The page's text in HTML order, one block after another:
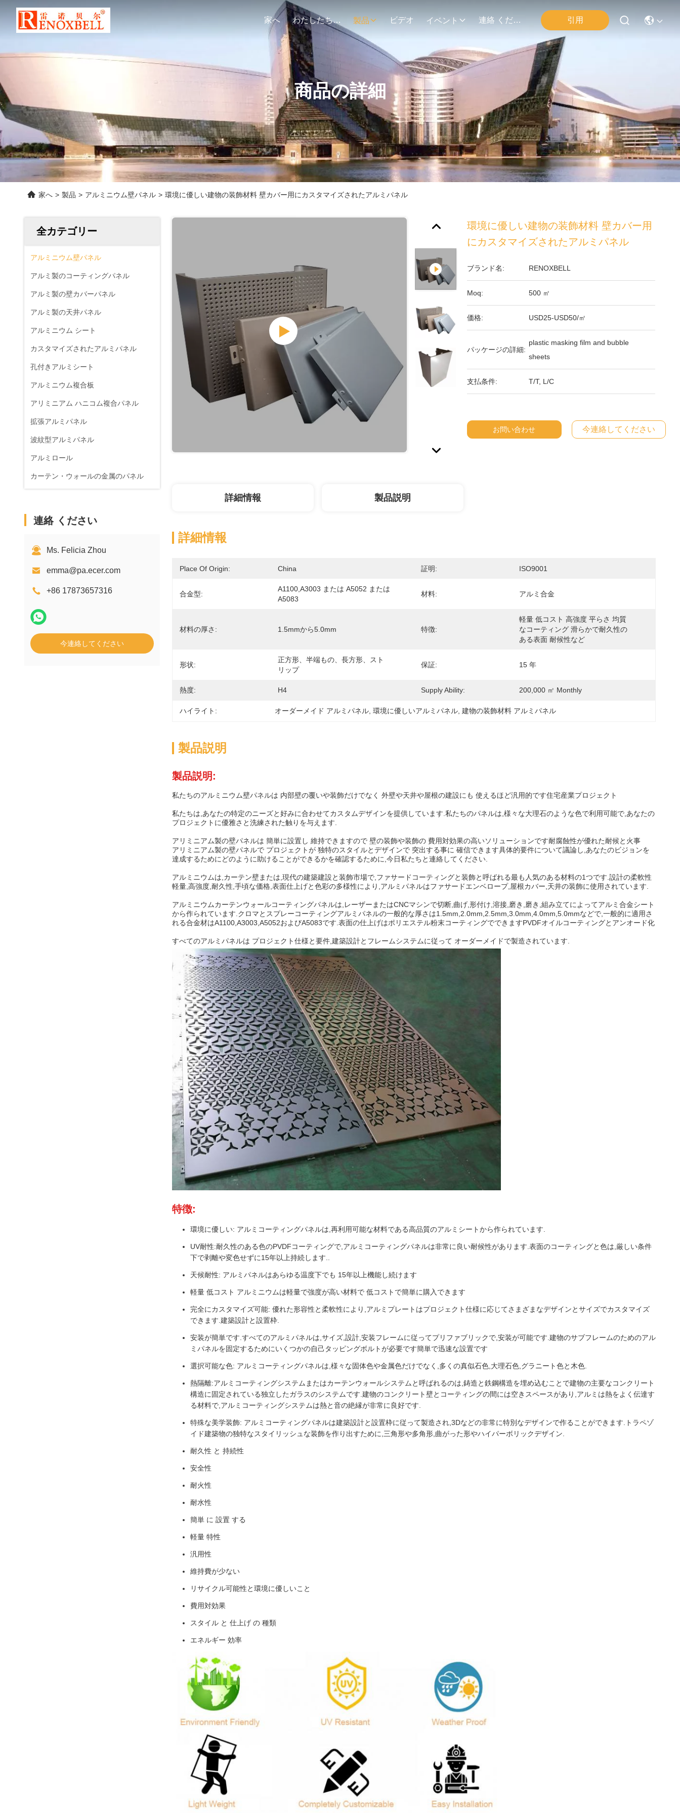
家へ わたしたち に つい て 製品 ビデオ イベント 連絡 ください 引用
商品の詳細
家へ > 製品 > アルミニウム壁パネル > 環境に優しい建物の装飾材料 壁カバー用にカスタマイズされたアルミパネル
全カテゴリー
アルミニウム壁パネル
アルミ製のコーティングパネル
アルミ製の壁カバーパネル
アルミ製の天井パネル
アルミニウム シート
カスタマイズされたアルミパネル
孔付きアルミシート
アルミニウム複合板
アリミニアム ハニコム複合パネル
拡張アルミパネル
波紋型アルミパネル
アルミロール
カーテン・ウォールの金属のパネル
連絡 ください
Ms. Felicia Zhou
emma@pa.ecer.com
+86 17873657316
今連絡してください
環境に優しい建物の装飾材料 壁カバー用
にカスタマイズされたアルミパネル
ブランド名: RENOXBELL
Moq: 500 ㎡
価格: USD25-USD50/㎡
パッケージの詳細:
plastic masking film and bubble
sheets
支払条件: T/T, L/C
お問い合わせ 今連絡してください
詳細情報 製品説明
詳細情報
Place Of Origin: China 証明: ISO9001
合金型:
A1100,A3003 または A5052 または
A5083
材料: アルミ合金
材料の厚さ: 1.5mmから5.0mm 特徴:
軽量 低コスト 高強度 平らさ 均質
なコーティング 滑らかで耐久性の
ある表面 耐候性など
形状:
正方形、半端もの、長方形、スト
リップ
保証: 15 年
熱度: H4 Supply Ability: 200,000 ㎡ Monthly
ハイライト: オーダーメイド アルミパネル , 環境に優しいアルミパネル , 建物の装飾材料 アルミパネル
製品説明
製品説明:
私たちのアルミニウム壁パネルは 内部壁の覆いや装飾だけでなく 外壁や天井や屋根の建設にも 使えるほど汎用的です住宅産業プロジェクト
私たちは,あなたの特定のニーズと好みに合わせてカスタムデザインを提供しています.私たちのパネルは,様々な大理石のような色で利用可能で,あなたの
プロジェクトに優雅さと洗練された触りを与えます.
アリミニアム製の壁パネルは 簡単に設置し 維持できますので 壁の装飾や装飾の 費用対効果の高いソリューションです耐腐蝕性が優れた耐候と火事
アリミニアム製の壁パネルで プロジェクトが 独特のスタイルとデザインで 突出する事に 確信できます具体的要件について議論し,あなたのビジョンを
達成するためにどのように助けることができるかを確認するために,今日私たちと連絡してください.
アルミニウムは,カーテン壁または,現代の建築建設と装飾市場で,ファサードコーティングと装飾と呼ばれる最も人気のある材料の1つです.設計の柔軟性
軽量,高強度,耐久性,手頃な価格,表面仕上げと色彩の多様性により,アルミパネルはファサードエンベロープ,屋根カバー,天井の装飾に使用されています.
アルミニウムカーテンウォールコーティングパネルは,レーザーまたはCNCマシンで切断,曲げ,形付け,溶接,磨き,磨き,組み立てによってアルミ合金シート
から作られています.クロマとスプレーコーティングアルミパネルの一般的な厚さは1.5mm,2.0mm,2.5mm,3.0mm,4.0mm,5.0mmなどで,一般的に適用さ
れる合金材はA1100,A3003,A5052およびA5083です.表面の仕上げはポリエステル粉末コーティングでできますPVDFオイルコーティングとアンオード化
すべてのアルミパネルは プロジェクト仕様と要件,建築設計とフレームシステムに従って オーダーメイドで製造されています.
特徴:
環境に優しい: アルミコーティングパネルは,再利用可能な材料である高品質のアルミシートから作られています.
UV耐性:耐久性のある色のPVDFコーティングで,アルミコーティングパネルは非常に良い耐候性があります.表面のコーティングと色は,厳しい条件
下で剥離や変色せずに15年以上持続します..
天候耐性: アルミパネルはあらゆる温度下でも 15年以上機能し続けます
軽量 低コスト アルミニウムは軽量で強度が高い材料で 低コストで簡単に購入できます
完全にカスタマイズ可能: 優れた形容性と柔軟性により,アルミプレートはプロジェクト仕様に応じてさまざまなデザインとサイズでカスタマイズ
できます.建築設計と設置枠.
安装が簡単です.すべてのアルミパネルは,サイズ,設計,安装フレームに従ってプリファブリックで,安装が可能です.建物のサブフレームのためのアル
ミパネルを固定するためにいくつかの自己タッピングボルトが必要です簡単で迅速な設置です
選択可能な色: アルミコーティングパネルは,様々な固体色や金属色だけでなく,多くの真似石色,大理石色,グラニート色と木色.
熱隔離:アルミコーティングシステムまたはカーテンウォールシステムと呼ばれるのは,鋳造と鉄鋼構造を埋め込むことで建物の主要なコンクリート
構造に固定されている独立したガラスのシステムです.建物のコンクリート壁とコーティングの間には空きスペースがあり,アルミは熱をよく伝達す
る材料で,アルミコーティングシステムは熱と音の絶縁が非常に良好です.
特殊な美学装飾: アルミコーティングパネルは建築設計と設置枠に従って製造され,3Dなどの非常に特別なデザインで作ることができます.トラペゾ
イド建築物の独特なスタイリッシュな装飾を作り出すために,三角形や多角形,曲がった形やハイパーボリックデザイン.
耐久性 と 持続性
安全性
耐火性
耐水性
簡単 に 設置 する
軽量 特性
汎用性
維持費が少ない
リサイクル可能性と環境に優しいこと
費用対効果
スタイル と 仕上げ の 種類
エネルギー 効率